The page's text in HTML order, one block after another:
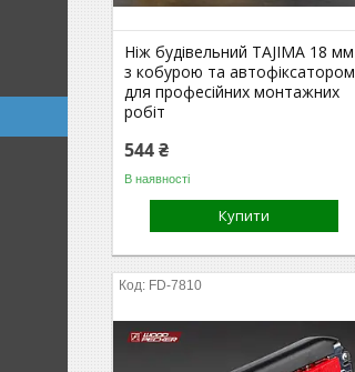
Ніж будівельний TAJIMA 18 мм
з кобурою та автофіксатором
для професійних монтажних
робіт
544 ₴
В наявності
Купити
FD-7810